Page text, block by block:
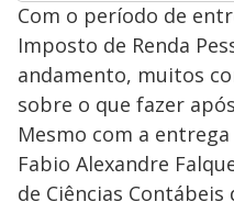
Com o período de
Imposto de Renda
andamento, muitos
sobre o que fazer
Mesmo com a
Fabio Alexandre
de Ciências Contábeis